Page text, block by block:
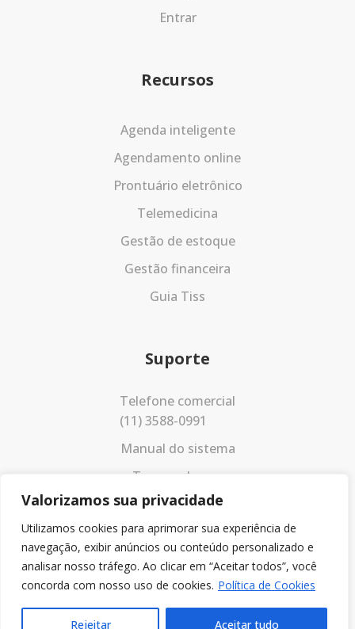
Valorizamos sua privacidade
Utilizamos cookies para aprimorar sua experiência de
navegação, exibir anúncios ou conteúdo personalizado e
analisar nosso tráfego. Ao clicar em “Aceitar todos”, você
concorda com nosso uso de cookies. Política de Cookies
Rejeitar Aceitar tudo
Entrar
Recursos
Agenda inteligente
Agendamento online
Prontuário eletrônico
Telemedicina
Gestão de estoque
Gestão financeira
Guia Tiss
Suporte
Telefone comercial
(11) 3588-0991
Manual do sistema
Termos de uso
Política de privacidade